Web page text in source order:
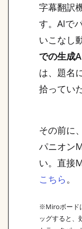
字幕翻訳
す。AIで
いこなし
での生成
は、題名
拾ってい
その前に
パニオン
い。直接
こちら。
※Miroボード
ッグすると、